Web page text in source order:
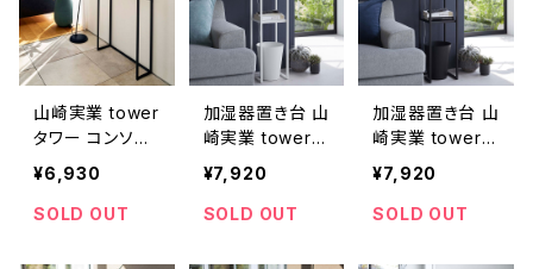
山崎実業 tower
タワー コンソー
ルテーブル ブラ
ック
¥6,930
SOLD OUT
加湿器置き台 山
崎実業 tower
タワー 加湿器ス
タンド ホワイト
¥7,920
SOLD OUT
加湿器置き台 山
崎実業 tower
タワー 加湿器ス
タンド ブラック
¥7,920
SOLD OUT